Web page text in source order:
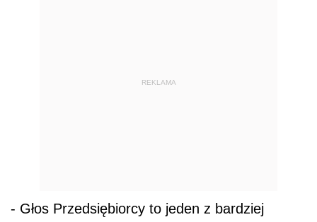
REKLAMA
- Głos Przedsiębiorcy to jeden z bardziej